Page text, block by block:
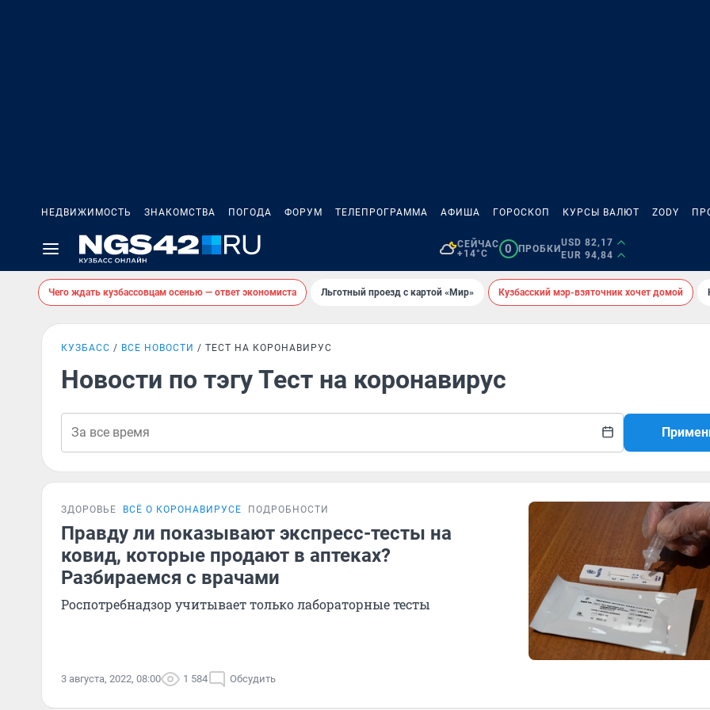
НЕДВИЖИМОСТЬ ЗНАКОМСТВА ПОГОДА ФОРУМ ТЕЛЕПРОГРАММА АФИША ГОРОСКОП КУРСЫ ВАЛЮТ ZODY
СЕЙЧАС
+14°C
0 ПРОБКИ
USD 82,17
EUR 94,84
Чего ждать кузбассовцам осенью — ответ экономиста Льготный проезд с картой «Мир» Кузбасский мэр-взяточник хочет домой
КУЗБАСС ВСЕ НОВОСТИ ТЕСТ НА КОРОНАВИРУС
Новости по тэгу Тест на коронавирус
ЗДОРОВЬЕ ВСЁ О КОРОНАВИРУСЕ ПОДРОБНОСТИ
Правду ли показывают экспресс-тесты на
ковид, которые продают в аптеках?
Разбираемся с врачами
Роспотребнадзор учитывает только лабораторные тесты
3 августа, 2022, 08:00 1 584 Обсудить